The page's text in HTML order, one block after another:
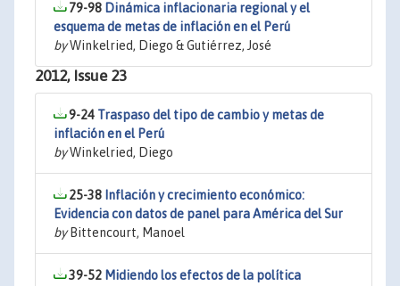
79-98 Dinámica inflacionaria regional y el
esquema de metas de inflación en el Perú
byWinkelried, Diego & Gutiérrez, José
2012, Issue 23
9-24 Traspaso del tipo de cambio y metas de
inflación en el Perú
byWinkelried, Diego
25-38 Inflación y crecimiento económico:
Evidencia con datos de panel para América del Sur
byBittencourt, Manoel
39-52 Midiendo los efectos de la política